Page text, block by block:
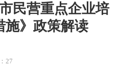
民营重点企业培
施》政策解读
27